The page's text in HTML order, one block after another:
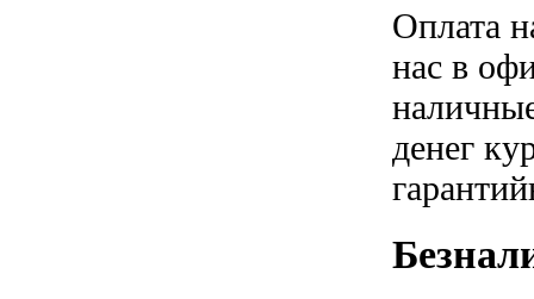
Оплата
нас в
денег